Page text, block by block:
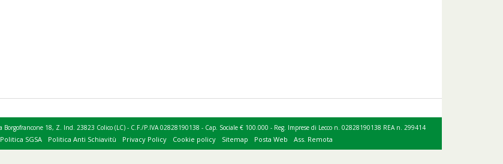
Borgofrancone 18, Z. Ind. 23823 Colico (LC) - C.F./P.IVA 02828190138 - Cap. Sociale € 100.000 - Reg. Imprese di Lecco n. 02828190138 REA n. 299414
Politica SGSA Politica Anti Schiavitù Privacy Policy Cookie policy Sitemap Posta Web Ass. Remota